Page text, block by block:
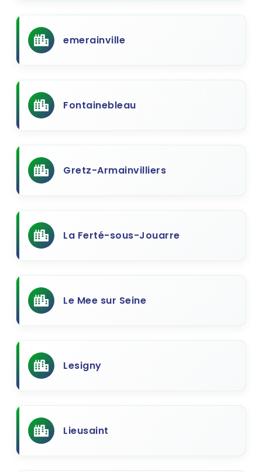
emerainville
Fontainebleau
Gretz-Armainvilliers
La Ferté-sous-Jouarre
Le Mee sur Seine
Lesigny
Lieusaint